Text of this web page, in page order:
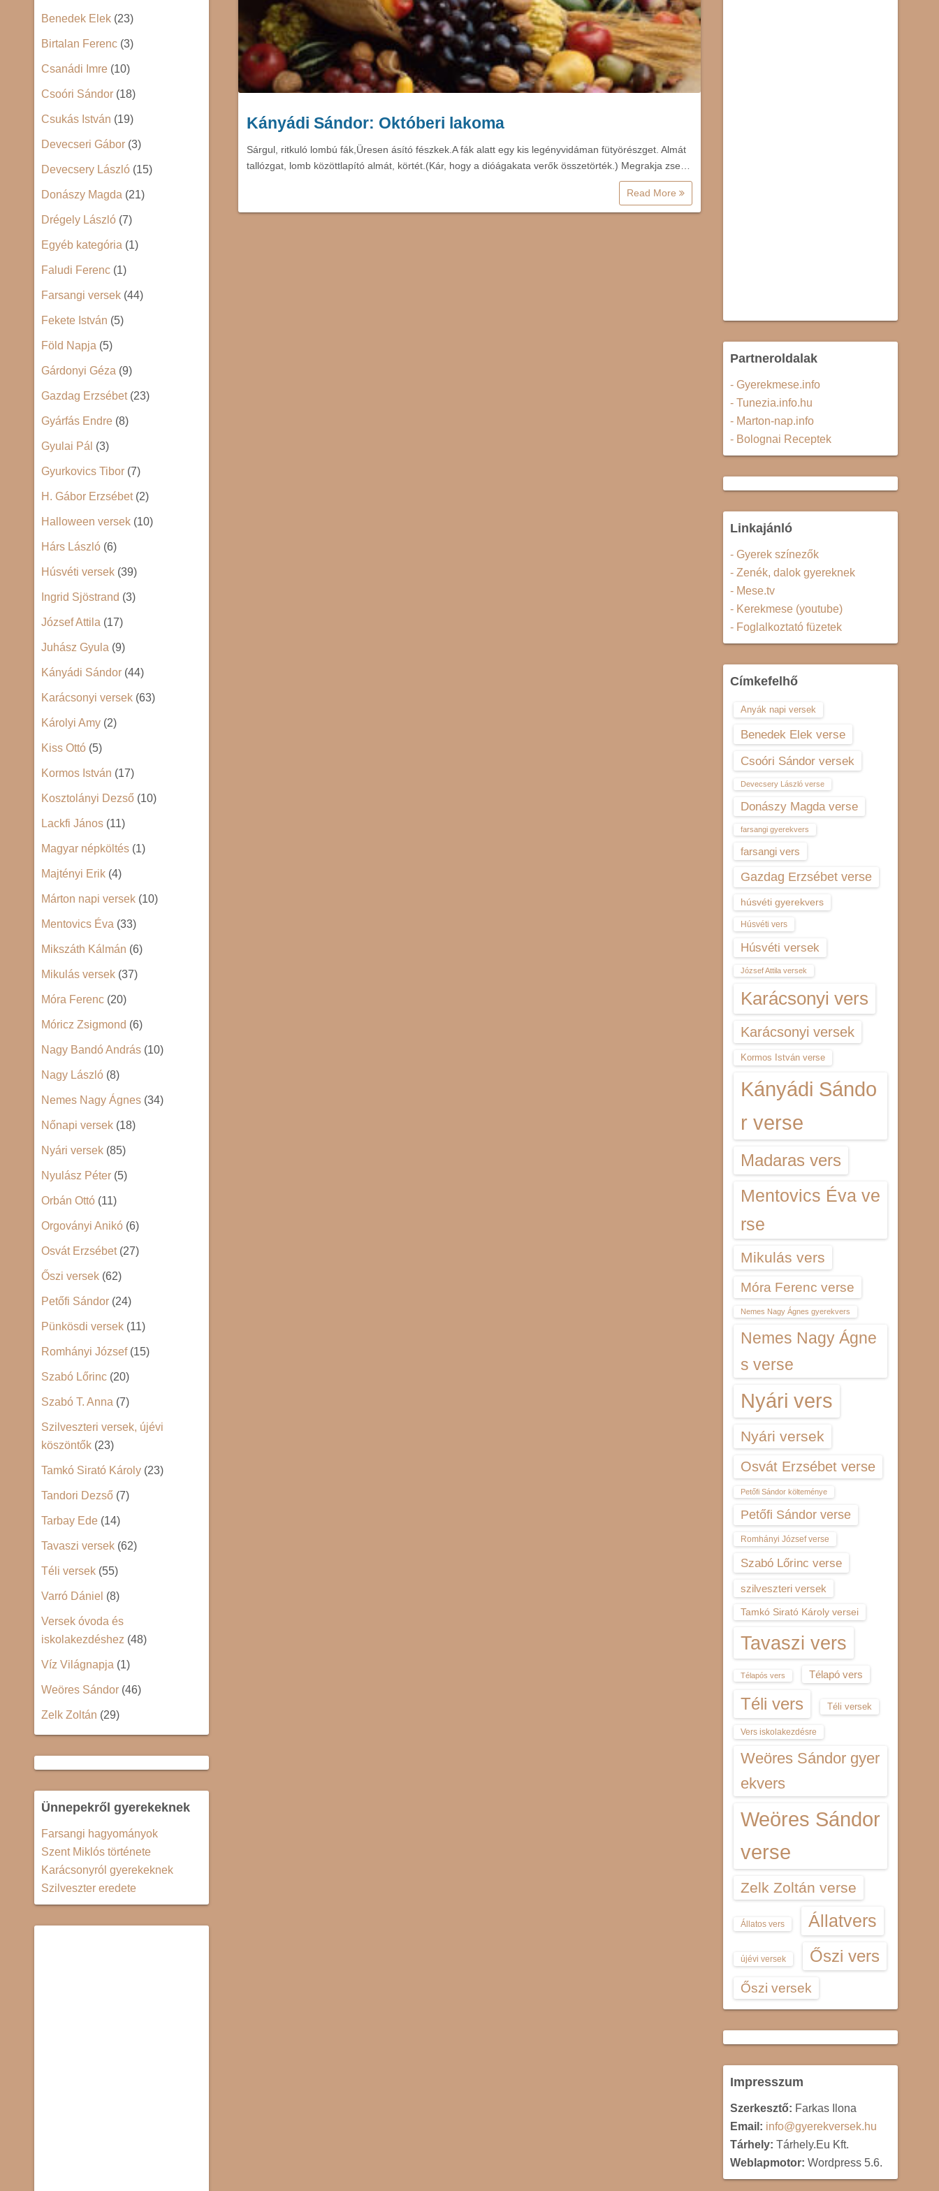
Kányádi Sándor: Októberi lakoma
Sárgul, ritkuló lombú fák,Üresen ásító fészkek.A fák alatt egy kis legényvidáman fütyörészget. Almát
tallózgat, lomb közöttlapító almát, körtét.(Kár, hogy a dióágakata verők összetörték.) Megrakja zse…
Read More
Benedek Elek (23)
Birtalan Ferenc (3)
Csanádi Imre (10)
Csoóri Sándor (18)
Csukás István (19)
Devecseri Gábor (3)
Devecsery László (15)
Donászy Magda (21)
Drégely László (7)
Egyéb kategória (1)
Faludi Ferenc (1)
Farsangi versek (44)
Fekete István (5)
Föld Napja (5)
Gárdonyi Géza (9)
Gazdag Erzsébet(23)
Gyárfás Endre (8)
Gyulai Pál (3)
Gyurkovics Tibor (7)
H. Gábor Erzsébet(2)
Halloween versek (10)
Hárs László (6)
Húsvéti versek (39)
Ingrid Sjöstrand (3)
József Attila (17)
Juhász Gyula (9)
Kányádi Sándor (44)
Karácsonyi versek (63)
Károlyi Amy (2)
Kiss Ottó (5)
Kormos István (17)
Kosztolányi Dezső (10)
Lackfi János (11)
Magyar népköltés (1)
Majtényi Erik (4)
Márton napi versek (10)
Mentovics Éva (33)
Mikszáth Kálmán (6)
Mikulás versek (37)
Móra Ferenc (20)
Móricz Zsigmond (6)
Nagy Bandó András (10)
Nagy László (8)
Nemes Nagy Ágnes (34)
Nőnapi versek (18)
Nyári versek (85)
Nyulász Péter (5)
Orbán Ottó (11)
Orgoványi Anikó (6)
Osvát Erzsébet(27)
Őszi versek (62)
Petőfi Sándor (24)
Pünkösdi versek (11)
Romhányi József(15)
Szabó Lőrinc (20)
Szabó T. Anna (7)
Szilveszteri versek, újévi
köszöntők (23)
Tamkó Sirató Károly (23)
Tandori Dezső (7)
Tarbay Ede (14)
Tavaszi versek (62)
Téli versek (55)
Varró Dániel (8)
Versek óvoda és
iskolakezdéshez (48)
Víz Világnapja (1)
Weöres Sándor (46)
Zelk Zoltán (29)
Ünnepekről gyerekeknek
Farsangi hagyományok
Szent Miklós története
Karácsonyról gyerekeknek
Szilveszter eredete
Partneroldalak
- Gyerekmese.info
- Tunezia.info.hu
- Marton-nap.info
- Bolognai Receptek
Linkajánló
- Gyerek színezők
- Zenék, dalok gyereknek
- Mese.tv
- Kerekmese (youtube)
- Foglalkoztató füzetek
Címkefelhő
Anyák napi versek
Benedek Elek verse
Csoóri Sándor versek
Devecsery László verse
Donászy Magda verse
farsangi gyerekvers
farsangi vers
Gazdag Erzsébet verse
húsvéti gyerekvers
Húsvéti vers
Húsvéti versek
József Attila versek
Karácsonyi vers
Karácsonyi versek
Kormos István verse
Kányádi Sándo
r verse
Madaras vers
Mentovics Éva ve
rse
Mikulás vers
Móra Ferenc verse
Nemes Nagy Ágnes gyerekvers
Nemes Nagy Ágne
s verse
Nyári vers
Nyári versek
Osvát Erzsébet verse
Petőfi Sándor költeménye
Petőfi Sándor verse
Romhányi József verse
Szabó Lőrinc verse
szilveszteri versek
Tamkó Sirató Károly versei
Tavaszi vers
Télapós vers Télapó vers
Téli vers Téli versek
Vers iskolakezdésre
Weöres Sándor gyer
ekvers
Weöres Sándor
verse
Zelk Zoltán verse
Állatos vers Állatvers
újévi versek Őszi vers
Őszi versek
Impresszum
Szerkesztő: Farkas Ilona
Email: info@gyerekversek.hu
Tárhely: Tárhely.Eu Kft.
Weblapmotor: Wordpress 5.6.